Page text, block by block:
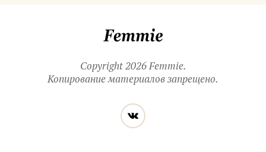
Copyright 2026 Femmie.
Копирование материалов запрещено.
Читайте
нас
в социальных